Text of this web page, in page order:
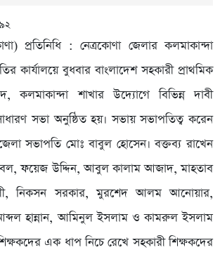
প্রতিনিধি : নেত্রকোণা জেলার কলমাকান্দা
কার্যালয়ে বুধবার বাংলাদেশ সহকারী প্রাথমিক
কলমাকান্দা শাখার উদ্যোগে বিভিন্ন দাবী
সভা অনুষ্ঠিত হয়। সভায় সভাপতিত্ব করেন
সভাপতি মোঃ বাবুল হোসেন। বক্তব্য রাখেন
ফয়েজ উদ্দিন, আবুল কালাম আজাদ, মাহতাব
নিকসন সরকার, মুরশেদ আলম আনোয়ার,
হান্নান, আমিনুল ইসলাম ও কামরুল ইসলাম
এক ধাপ নিচে রেখে সহকারী শিক্ষকদের